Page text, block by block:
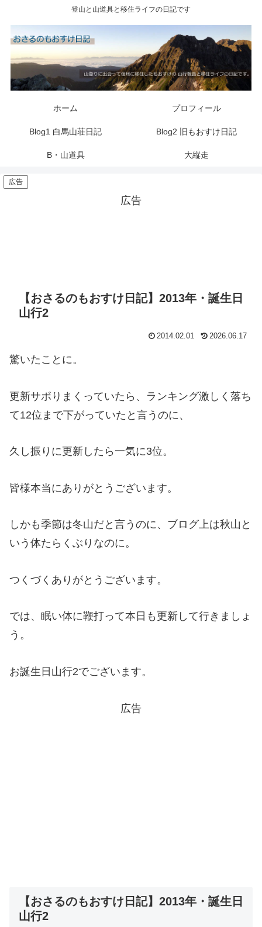
登山と山道具と移住ライフの日記です
ホーム プロフィール
Blog1 白馬山荘日記 Blog2 旧もおすけ日記
B・山道具 大縦走
広告
広告
【おさるのもおすけ日記】2013年・誕生日
山行2
2014.02.01 2026.06.17
驚いたことに。
更新サボりまくっていたら、ランキング激しく落ち
て12位まで下がっていたと言うのに、
久し振りに更新したら一気に3位。
皆様本当にありがとうございます。
しかも季節は冬山だと言うのに、ブログ上は秋山と
いう体たらくぶりなのに。
つくづくありがとうございます。
では、眠い体に鞭打って本日も更新して行きましょ
う。
お誕生日山行2でございます。
広告
【おさるのもおすけ日記】2013年・誕生日
山行2